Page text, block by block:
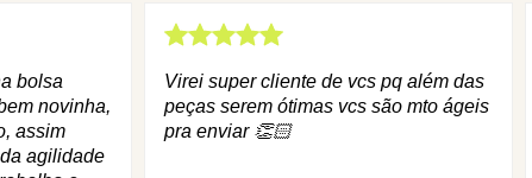
bolsa
novinha,
assim
agilidade
Virei super cliente de vcs pq além das
peças serem ótimas vcs são mto ágeis
pra enviar 👏🏻